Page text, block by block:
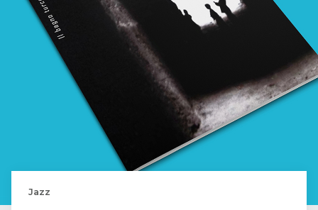
Jazz